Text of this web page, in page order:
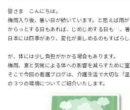
リクルート
お問い合わせ
体験希望
皆さま こんにちは。
梅雨入り後、暑い日が続いています。と思えば雨
からっとする日もあれば、じめじめする日も…、
日本には四季があり、変化が楽しめるのもすばらし
が、体には少し負担がかかる場合もあります。
梅雨、夏と気候による体への影響を減らすために
そこで今回の看護ブログは、介護生活で大切な「
の３つの環境についてご紹介いたします。